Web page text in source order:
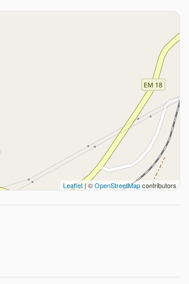
Leaflet| ©OpenStreetMapcontributors